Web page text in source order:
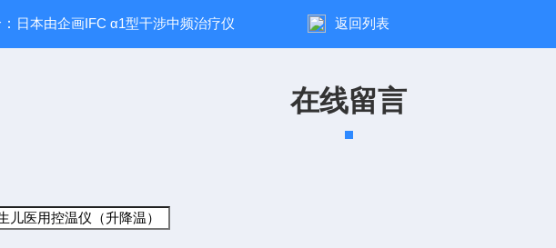
日本由企画IFC α1型干涉中频治疗仪 返回列表
在线留言